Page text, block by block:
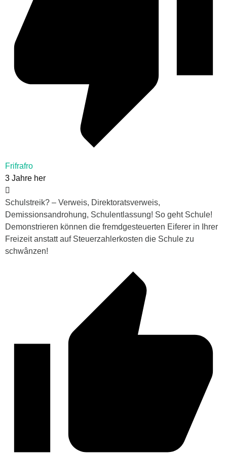
Frifrafro
3 Jahre her
Schulstreik? – Verweis, Direktoratsverweis,
Demissionsandrohung, Schulentlassung! So geht Schule!
Demonstrieren können die fremdgesteuerten Eiferer in Ihrer
Freizeit anstatt auf Steuerzahlerkosten die Schule zu
schwânzen!